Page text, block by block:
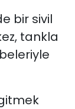
bir sivil
tankla